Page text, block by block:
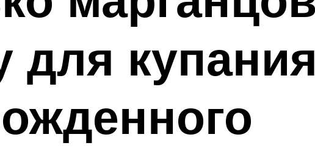
для купания